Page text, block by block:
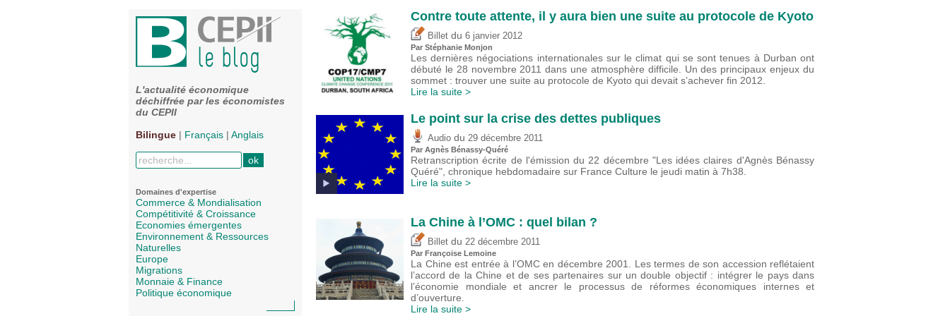
L'actualité économique
déchiffrée par les économistes
du CEPII
Bilingue | Français | Anglais
Domaines d'expertise
Commerce & Mondialisation
Compétitivité & Croissance
Economies émergentes
Environnement & Ressources
Naturelles
Europe
Migrations
Monnaie & Finance
Politique économique
Contre toute attente, il y aura bien une suite au protocole de Kyoto
Billet du 6 janvier 2012
Par Stéphanie Monjon
Les dernières négociations internationales sur le climat qui se sont tenues à Durban ont
débuté le 28 novembre 2011 dans une atmosphère difficile. Un des principaux enjeux du
sommet : trouver une suite au protocole de Kyoto qui devait s’achever fin 2012.
Lire la suite >
Le point sur la crise des dettes publiques
Audio du 29 décembre 2011
Par Agnès Bénassy-Quéré
Retranscription écrite de l'émission du 22 décembre "Les idées claires d'Agnès Bénassy
Quéré", chronique hebdomadaire sur France Culture le jeudi matin à 7h38.
Lire la suite >
La Chine à l’OMC : quel bilan ?
Billet du 22 décembre 2011
Par Françoise Lemoine
La Chine est entrée à l’OMC en décembre 2001. Les termes de son accession reflétaient
l’accord de la Chine et de ses partenaires sur un double objectif : intégrer le pays dans
l’économie mondiale et ancrer le processus de réformes économiques internes et
d’ouverture.
Lire la suite >